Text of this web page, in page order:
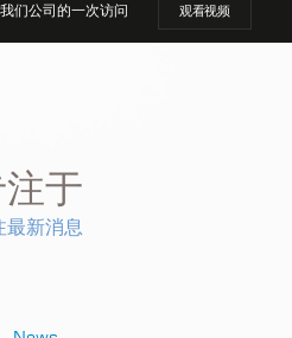
我们公司的一次访问 观看视频
于
最新消息